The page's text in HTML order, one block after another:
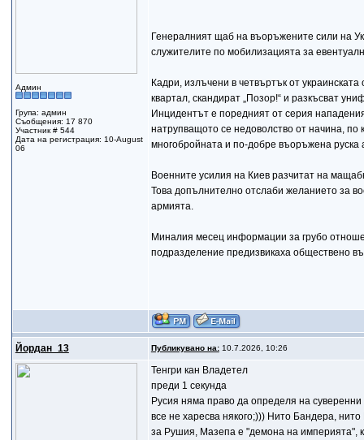
Админ
Група: админ
Съобщения: 17 870
Участник # 544
Дата на регистрация: 10-August
06
Генералният щаб на въоръжените сили на
служителите по мобилизацията за
Кадри, излъчени в четвъртък от
квартал, скандират „Позор!“ и разкъсват
Инцидентът е поредният от серия
натрупващото се недоволство от начина, по
многобройната и по-добре въоръжена руска
Военните усилия на Киев разчитат на
Това допълнително отслаби желанието за
армията.
Миналия месец информации за грубо
подразделение предизвикаха обществено
Йордан_13 Публикувано на:10.7.2026, 10:26
Тенгри кан Владетел
преди 1 секунда
Русия няма право да определя на
все не харесва някого;))) Нито Бандера,
за Рушия, Мазепа е "демона на империята",